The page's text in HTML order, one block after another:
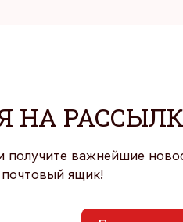
НА
получите важнейшие
ящик!